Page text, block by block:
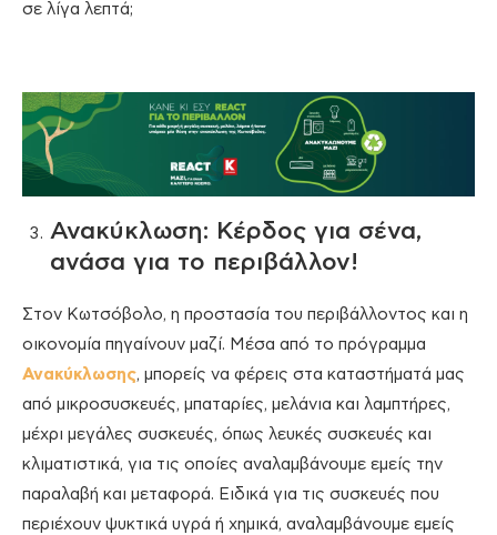
σε λίγα λεπτά;
Ανακύκλωση: Κέρδος για σένα,
ανάσα για το περιβάλλον!
Στον Κωτσόβολο, η προστασία του περιβάλλοντος και η
οικονομία πηγαίνουν μαζί. Μέσα από το πρόγραμμα
Ανακύκλωσης, μπορείς να φέρεις στα καταστήματά μας
από μικροσυσκευές, μπαταρίες, μελάνια και λαμπτήρες,
μέχρι μεγάλες συσκευές, όπως λευκές συσκευές και
κλιματιστικά, για τις οποίες αναλαμβάνουμε εμείς την
παραλαβή και μεταφορά. Ειδικά για τις συσκευές που
περιέχουν ψυκτικά υγρά ή χημικά, αναλαμβάνουμε εμείς